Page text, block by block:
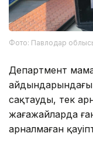
Фото: Павлодар
Департмент
айдындарындағы
сақтауды, тек
жағажайларда
арналмаған